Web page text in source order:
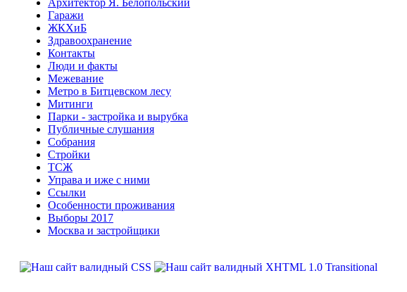
Архитектор Я. Белопольский
Гаражи
ЖКХиБ
Здравоохранение
Контакты
Люди и факты
Межевание
Метро в Битцевском лесу
Митинги
Парки - застройка и вырубка
Публичные слушания
Собрания
Стройки
ТСЖ
Управа и иже с ними
Ссылки
Особенности проживания
Выборы 2017
Москва и застройщики